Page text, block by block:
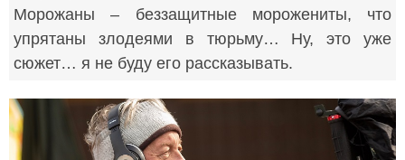
Морожаны – беззащитные морожениты, что
упрятаны злодеями в тюрьму… Ну, это уже
сюжет… я не буду его рассказывать.